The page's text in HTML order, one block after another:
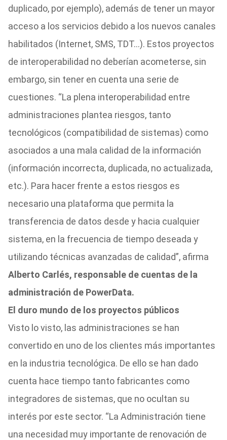
duplicado, por ejemplo), además de tener un mayor
acceso a los servicios debido a los nuevos canales
habilitados (Internet, SMS, TDT…). Estos proyectos
de interoperabilidad no deberían acometerse, sin
embargo, sin tener en cuenta una serie de
cuestiones. “La plena interoperabilidad entre
administraciones plantea riesgos, tanto
tecnológicos (compatibilidad de sistemas) como
asociados a una mala calidad de la información
(información incorrecta, duplicada, no actualizada,
etc.). Para hacer frente a estos riesgos es
necesario una plataforma que permita la
transferencia de datos desde y hacia cualquier
sistema, en la frecuencia de tiempo deseada y
utilizando técnicas avanzadas de calidad”, afirma
Alberto Carlés, responsable de cuentas de la
administración de PowerData.
El duro mundo de los proyectos públicos
Visto lo visto, las administraciones se han
convertido en uno de los clientes más importantes
en la industria tecnológica. De ello se han dado
cuenta hace tiempo tanto fabricantes como
integradores de sistemas, que no ocultan su
interés por este sector. “La Administración tiene
una necesidad muy importante de renovación de